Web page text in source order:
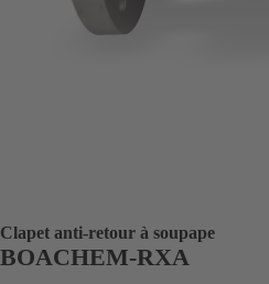
Clapet anti-retour à soupape
BOACHEM-RXA